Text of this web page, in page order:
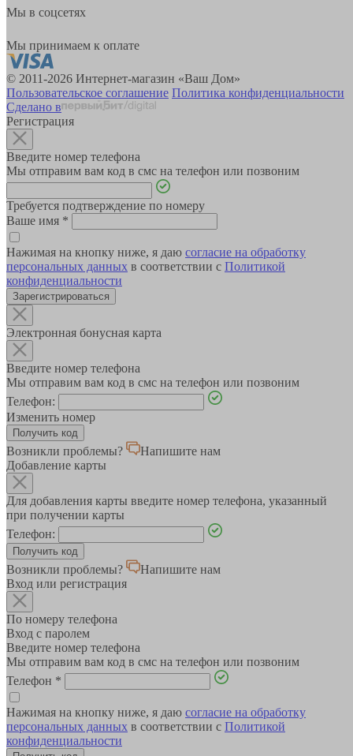
Мы в соцсетях
Мы принимаем к оплате
© 2011-2026 Интернет-магазин «Ваш Дом»
Пользовательское соглашение Политика конфиденциальности
Сделано в
Регистрация
Введите номер телефона
Мы отправим вам код в смс на телефон или позвоним
Требуется подтверждение по номеру
Ваше имя *
Нажимая на кнопку ниже, я даю согласие на обработку
персональных данных в соответствии с Политикой
конфиденциальности
Зарегистрироваться
Электронная бонусная карта
Введите номер телефона
Мы отправим вам код в смс на телефон или позвоним
Телефон:
Изменить номер
Возникли проблемы?
Напишите нам
Добавление карты
Для добавления карты введите номер телефона, указанный
при получении карты
Телефон:
Возникли проблемы?
Напишите нам
Вход или регистрация
По номеру телефона
Вход с паролем
Введите номер телефона
Мы отправим вам код в смс на телефон или позвоним
Телефон *
Нажимая на кнопку ниже, я даю согласие на обработку
персональных данных в соответствии с Политикой
конфиденциальности